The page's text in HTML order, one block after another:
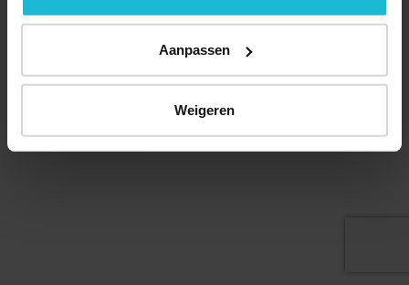
Aanpassen
Weigeren
© 2026 Stichting Forten Nederland